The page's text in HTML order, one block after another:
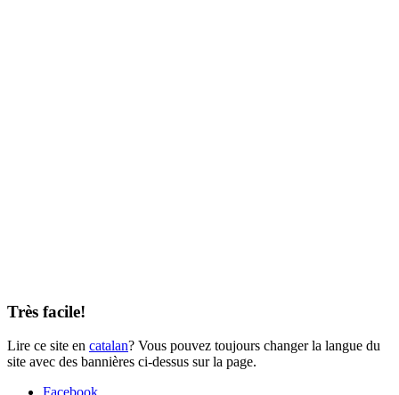
Très facile!
Lire ce site en catalan? Vous pouvez toujours changer la langue du
site avec des bannières ci-dessus sur la page.